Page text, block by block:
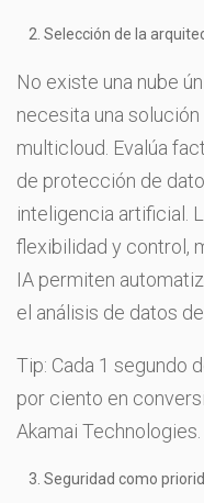
Selección de la
No existe una nube
necesita una
multicloud. Evalúa
de protección de
inteligencia artificial.
flexibilidad y control,
IA permiten
el análisis de datos
Tip: Cada 1 segundo
por ciento en
Akamai Technologies.
Seguridad como